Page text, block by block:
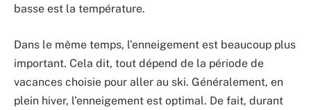
basse est la température.
Dans le même temps, l’enneigement est beaucoup plus
important. Cela dit, tout dépend de la période de
vacances choisie pour aller au ski. Généralement, en
plein hiver, l’enneigement est optimal. De fait, durant